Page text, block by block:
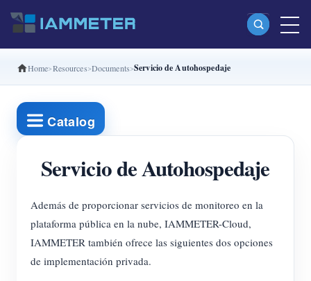
Productos
Medidor Wi-Fi monofásico (WEM3080)
Medidor Wi-Fi bifásico (WEM2067)
Medidor Wi-Fi trifásico (WEM3046T)
Medidor Wi-Fi trifásico (WEM3050T)
Controlador de potencia WiFi
IAMMETER Cloud Pro
Home Resources Documents Servicio de Autohospedaje
Catalog
Servicio de Autohospedaje
Además de proporcionar servicios de monitoreo en la
plataforma pública en la nube, IAMMETER-Cloud,
IAMMETER también ofrece las siguientes dos opciones
de implementación privada.